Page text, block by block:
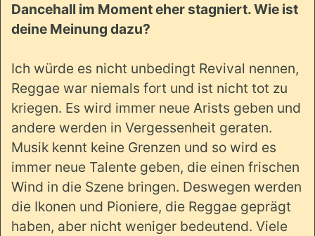
Dancehall im Moment eher stagniert. Wie ist
deine Meinung dazu?
Ich würde es nicht unbedingt Revival nennen,
Reggae war niemals fort und ist nicht tot zu
kriegen. Es wird immer neue Arists geben und
andere werden in Vergessenheit geraten.
Musik kennt keine Grenzen und so wird es
immer neue Talente geben, die einen frischen
Wind in die Szene bringen. Deswegen werden
die Ikonen und Pioniere, die Reggae geprägt
haben, aber nicht weniger bedeutend. Viele